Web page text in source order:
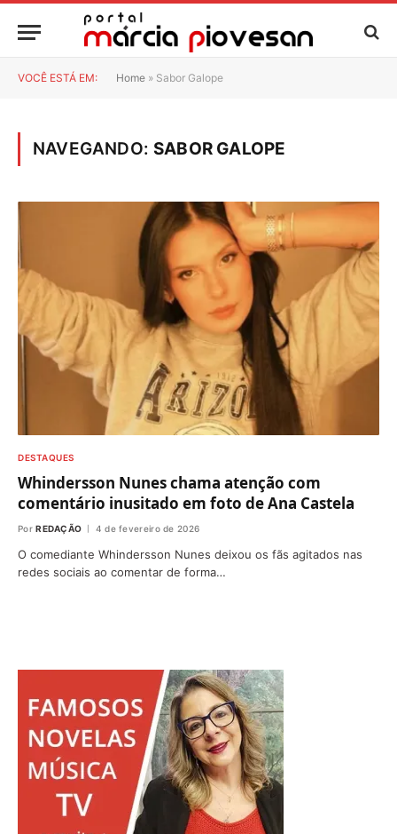
VOCÊ ESTÁ EM: Home » Sabor Galope
NAVEGANDO: SABOR GALOPE
DESTAQUES
Whindersson Nunes chama atenção com
comentário inusitado em foto de Ana Castela
Por REDAÇÃO 4 de fevereiro de 2026
O comediante Whindersson Nunes deixou os fãs agitados nas
redes sociais ao comentar de forma…